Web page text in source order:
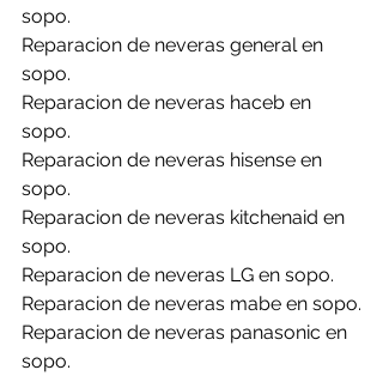
sopo.
Reparacion de neveras general en
sopo.
Reparacion de neveras haceb en
sopo.
Reparacion de neveras hisense en
sopo.
Reparacion de neveras kitchenaid en
sopo.
Reparacion de neveras LG en sopo.
Reparacion de neveras mabe en sopo.
Reparacion de neveras panasonic en
sopo.